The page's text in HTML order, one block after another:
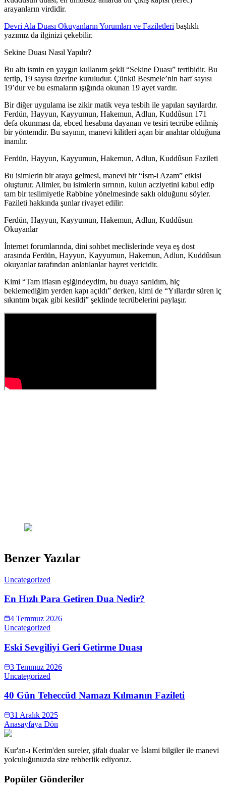
arayanların virdidir.
Devri Ala Duası Okuyanların Yorumları ve Faziletleri başlıklı
yazımız da ilginizi çekebilir.
Sekine Duası Nasıl Yapılır?
Bu altı ismin en yaygın kullanım şekli “Sekine Duası” tertibidir. Bu
tertip, 19 sayısı üzerine kuruludur. Çünkü Besmele’nin harf sayısı
19’dur ve bu esmaların ışığında okunan 19 ayet vardır.
Bir diğer uygulama ise zikir matik veya tesbih ile yapılan sayılardır.
Ferdün, Hayyun, Kayyumun, Hakemun, Adlun, Kuddûsun 171
defa okunması da, ebced hesabına dayanan ve tesiri tecrübe edilmiş
bir yöntemdir. Bu sayının, manevi kilitleri açan bir anahtar olduğuna
inanılır.
Ferdün, Hayyun, Kayyumun, Hakemun, Adlun, Kuddûsun Fazileti
Bu isimlerin bir araya gelmesi, manevi bir “İsm-i Azam” etkisi
oluşturur. Alimler, bu isimlerin sırrının, kulun acziyetini kabul edip
tam bir teslimiyetle Rabbine yönelmesinde saklı olduğunu söyler.
Fazileti hakkında şunlar rivayet edilir:
Ferdün, Hayyun, Kayyumun, Hakemun, Adlun, Kuddûsun
Okuyanlar
İnternet forumlarında, dini sohbet meclislerinde veya eş dost
arasında Ferdün, Hayyun, Kayyumun, Hakemun, Adlun, Kuddûsun
okuyanlar tarafından anlatılanlar hayret vericidir.
Kimi “Tam iflasın eşiğindeydim, bu duaya sarıldım, hiç
beklemediğim yerden kapı açıldı” derken, kimi de “Yıllardır süren iç
sıkıntım bıçak gibi kesildi” şeklinde tecrübelerini paylaşır.
Benzer Yazılar
Uncategorized
En Hızlı Para Getiren Dua Nedir?
4 Temmuz 2026
Uncategorized
Eski Sevgiliyi Geri Getirme Duası
3 Temmuz 2026
Uncategorized
40 Gün Teheccüd Namazı Kılmanın Fazileti
31 Aralık 2025
Anasayfaya Dön
Kur'an-ı Kerim'den sureler, şifalı dualar ve İslami bilgiler ile manevi
yolculuğunuzda size rehberlik ediyoruz.
Popüler Gönderiler